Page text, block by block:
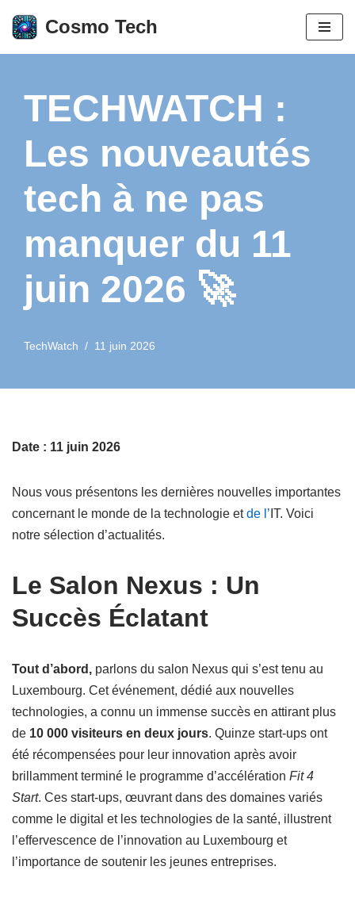
Aller
Cosmo Tech
TECHWATCH :
Les nouveautés
tech à ne pas
manquer du 11
juin 2026 🚀
TechWatch 11 juin 2026
Date : 11 juin 2026
Nous vous présentons les dernières nouvelles importantes
concernant le monde de la technologie etde l’ IT. Voici
notre sélection d’actualités.
Le Salon Nexus : Un
Succès Éclatant
Tout d’abord, parlons du salon Nexus qui s’est tenu au
Luxembourg. Cet événement, dédié aux nouvelles
technologies, a connu un immense succès en attirant plus
de 10 000 visiteurs en deux jours. Quinze start-ups ont
été récompensées pour leur innovation après avoir
brillamment terminé le programme d’accélération Fit 4
Start. Ces start-ups, œuvrant dans des domaines variés
comme le digital et les technologies de la santé, illustrent
l’effervescence de l’innovation au Luxembourg et
l’importance de soutenir les jeunes entreprises.